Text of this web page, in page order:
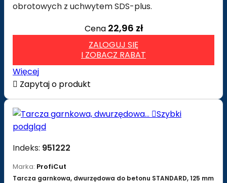
obrotowych z uchwytem SDS-plus.
Cena 22,96 zł
ZALOGUJ SIĘ
I ZOBACZ RABAT
Więcej
 Zapytaj o produkt
Szybki
podgląd
Indeks: 951222
Marka: ProfiCut
Tarcza garnkowa, dwurzędowa do betonu STANDARD, 125 mm